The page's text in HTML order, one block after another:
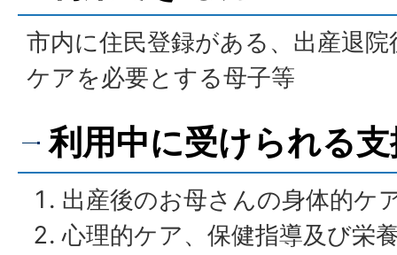
市内に住民登録がある、出産退
ケアを必要とする母子等
利用中に受けられる
出産後のお母さんの身体的ケ
心理的ケア、保健指導及び栄